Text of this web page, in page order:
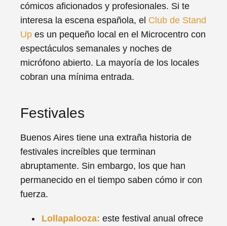
cómicos aficionados y profesionales. Si te
interesa la escena española, el Club de Stand
Up es un pequeño local en el Microcentro con
espectáculos semanales y noches de
micrófono abierto. La mayoría de los locales
cobran una mínima entrada.
Festivales
Buenos Aires tiene una extraña historia de
festivales increíbles que terminan
abruptamente. Sin embargo, los que han
permanecido en el tiempo saben cómo ir con
fuerza.
Lollapalooza: este festival anual ofrece